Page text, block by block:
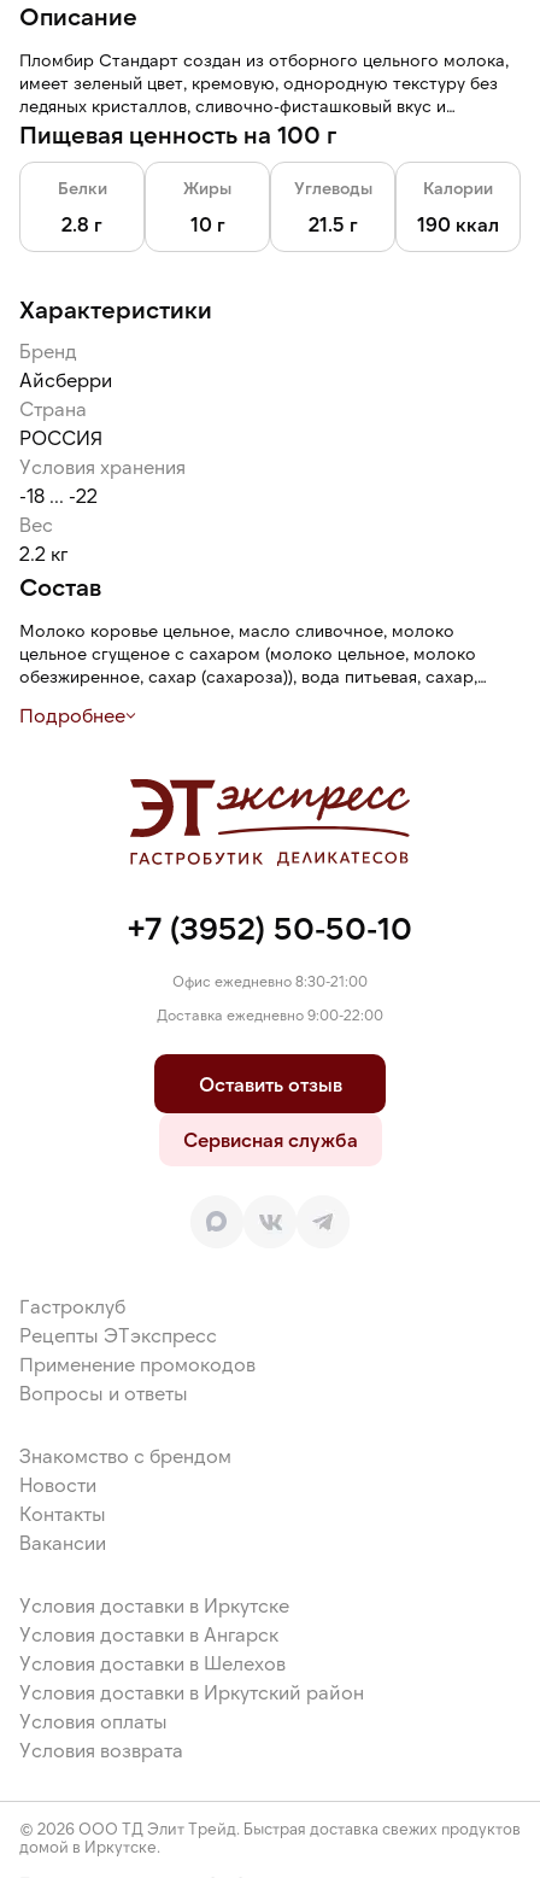
Описание
Пломбир Стандарт создан из отборного цельного молока,
имеет зеленый цвет, кремовую, однородную текстуру без
ледяных кристаллов, сливочно-фисташковый вкус и
ореховый аромат.
Пищевая ценность на 100 г
Белки
2.8 г
Жиры
10 г
Углеводы
21.5 г
Калории
190 ккал
Характеристики
Бренд
Айсберри
Страна
РОССИЯ
Условия хранения
-18 ... -22
Вес
2.2 кг
Состав
Молоко коровье цельное, масло сливочное, молоко
цельное сгущеное с сахаром (молоко цельное, молоко
обезжиренное, сахар (сахароза)), вода питьевая, сахар,
вода, масса лесного ореха, миндальная мука,
стабилизатор — камедь рожкового дерева), сыворотка
молочная сухая, молоко цельное сухое, сухой глюкозный
сироп, комплексная пищевая добавка (эмульгатор — моно- и
диглицериды жирных кислот, стабилизаторы: гуаровая
пищевой — хлорофиллин / куркумин.
Подробнее
+7 (3952) 50-50-10
Офис ежедневно 8:30-21:00
Доставка ежедневно 9:00-22:00
Оставить отзыв
Сервисная служба
Гастроклуб
Рецепты ЭТэкспресс
Применение промокодов
Вопросы и ответы
Знакомство с брендом
Новости
Контакты
Вакансии
Условия доставки в Иркутске
Условия доставки в Ангарск
Условия доставки в Шелехов
Условия доставки в Иркутский район
Условия оплаты
Условия возврата
© 2026 ООО ТД Элит Трейд. Быстрая доставка свежих продуктов
домой в Иркутске.